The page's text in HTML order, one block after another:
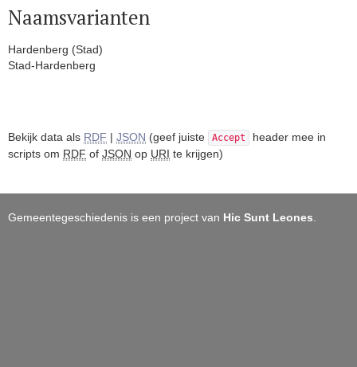
Naamsvarianten
Hardenberg (Stad)
Stad-Hardenberg
Bekijk data als RDF | JSON (geef juiste Accept
header mee in
scripts om RDF of JSON op URI te krijgen)
Gemeentegeschiedenis is een project van Hic Sunt Leones